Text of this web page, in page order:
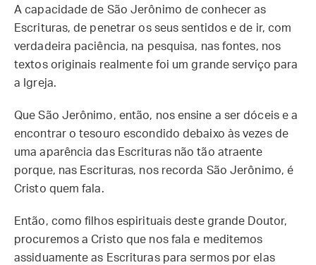
A capacidade de São Jerônimo de conhecer as
Escrituras, de penetrar os seus sentidos e de ir, com
verdadeira paciência, na pesquisa, nas fontes, nos
textos originais realmente foi um grande serviço para
a Igreja.
Que São Jerônimo, então, nos ensine a ser dóceis e a
encontrar o tesouro escondido debaixo às vezes de
uma aparência das Escrituras não tão atraente
porque, nas Escrituras, nos recorda São Jerônimo, é
Cristo quem fala.
Então, como filhos espirituais deste grande Doutor,
procuremos a Cristo que nos fala e meditemos
assiduamente as Escrituras para sermos por elas